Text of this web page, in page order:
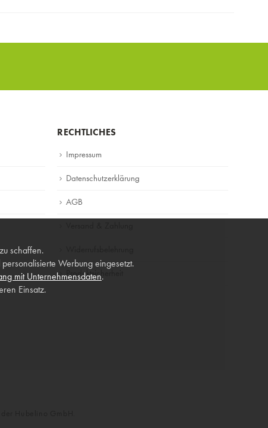
RECHTLICHES
Impressum
Datenschutzerklärung
AGB
Produktsicherheit
Hubelino GmbH.
schaffen.
Werbung eingesetzt.
mit Unternehmensdaten.
Einsatz.